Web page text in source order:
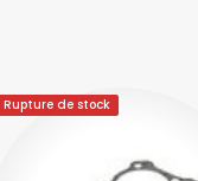
Rupture de stock